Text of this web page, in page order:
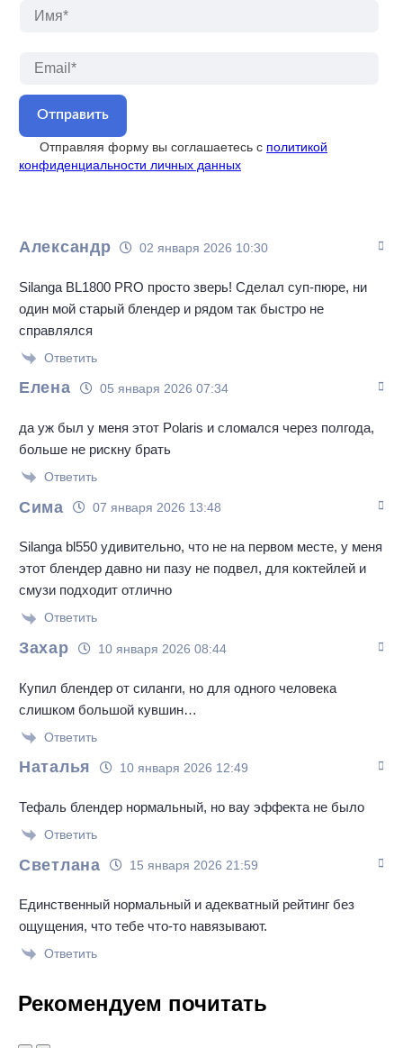
Отправляя форму вы соглашаетесь с политикой
конфиденциальности личных данных
Александр 02 января 2026 10:30
Silanga BL1800 PRO просто зверь! Сделал суп-пюре, ни
один мой старый блендер и рядом так быстро не
справлялся
Ответить
Елена 05 января 2026 07:34
да уж был у меня этот Polaris и сломался через полгода,
больше не рискну брать
Ответить
Сима 07 января 2026 13:48
Silanga bl550 удивительно, что не на первом месте, у меня
этот блендер давно ни пазу не подвел, для коктейлей и
смузи подходит отлично
Ответить
Захар 10 января 2026 08:44
Купил блендер от силанги, но для одного человека
слишком большой кувшин…
Ответить
Наталья 10 января 2026 12:49
Тефаль блендер нормальный, но вау эффекта не было
Ответить
Светлана 15 января 2026 21:59
Единственный нормальный и адекватный рейтинг без
ощущения, что тебе что-то навязывают.
Ответить
Рекомендуем почитать